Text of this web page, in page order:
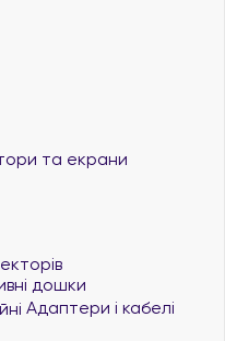
та екрани
дошки
Адаптери і кабелі